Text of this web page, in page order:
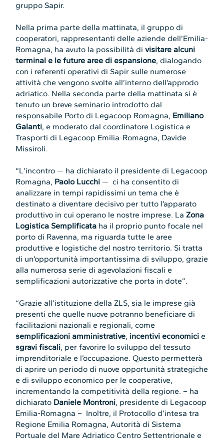
gruppo Sapir.
Nella prima parte della mattinata, il gruppo di
cooperatori, rappresentanti delle aziende dell’Emilia-
Romagna, ha avuto la possibilità divisitare alcuni
terminal e le future aree di espansione, dialogando
con i referenti operativi di Sapir sulle numerose
attività che vengono svolte all’interno dell’approdo
adriatico. Nella seconda parte della mattinata si è
tenuto un breve seminario introdotto dal
responsabile Porto di Legacoop Romagna, Emiliano
Galanti, e moderato dal coordinatore Logistica e
Trasporti di Legacoop Emilia-Romagna, Davide
Missiroli.
“L’incontro — ha dichiarato il presidente di Legacoop
Romagna, Paolo Lucchi — ci ha consentito di
analizzare in tempi rapidissimi un tema che è
destinato a diventare decisivo per tutto l’apparato
produttivo in cui operano le nostre imprese. LaZona
Logistica Semplificata ha il proprio punto focale nel
porto di Ravenna, ma riguarda tutte le aree
produttive e logistiche del nostro territorio. Si tratta
di un’opportunità importantissima di sviluppo, grazie
alla numerosa serie di agevolazioni fiscali e
semplificazioni autorizzative che porta in dote”.
“Grazie all’istituzione della ZLS, sia le imprese già
presenti che quelle nuove potranno beneficiare di
facilitazioni nazionali e regionali, come
semplificazioni amministrative, incentivi economici e
sgravi fiscali, per favorire lo sviluppo del tessuto
imprenditoriale e l’occupazione. Questo permetterà
di aprire un periodo di nuove opportunità strategiche
e di sviluppo economico per le cooperative,
incrementando la competitività della regione. – ha
dichiarato Daniele Montroni, presidente di Legacoop
Emilia-Romagna – Inoltre, il Protocollo d’intesa tra
Regione Emilia Romagna, Autorità di Sistema
Portuale del Mare Adriatico Centro Settentrionale e